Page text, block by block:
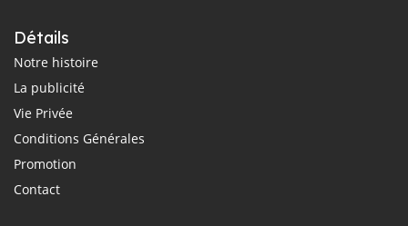
Détails
Notre histoire
La publicité
Vie Privée
Conditions Générales
Promotion
Contact